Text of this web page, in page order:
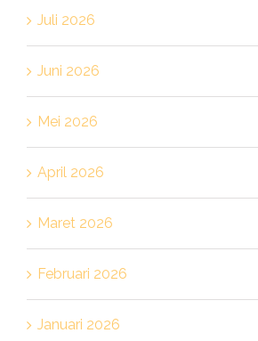
Juli 2026
Juni 2026
Mei 2026
April 2026
Maret 2026
Februari 2026
Januari 2026